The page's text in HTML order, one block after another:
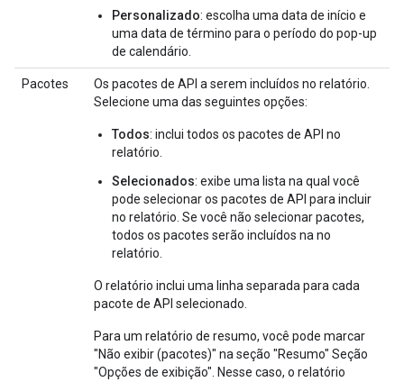
Personalizado: escolha uma data de início e
uma data de término para o período do pop-up
de calendário.
Pacotes
Os pacotes de API a serem incluídos no relatório.
Selecione uma das seguintes opções:
Todos: inclui todos os pacotes de API no
relatório.
Selecionados: exibe uma lista na qual você
pode selecionar os pacotes de API para incluir
no relatório. Se você não selecionar pacotes,
todos os pacotes serão incluídos na no
relatório.
O relatório inclui uma linha separada para cada
pacote de API selecionado.
Para um relatório de resumo, você pode marcar
"Não exibir (pacotes)" na seção "Resumo" Seção
"Opções de exibição". Nesse caso, o relatório